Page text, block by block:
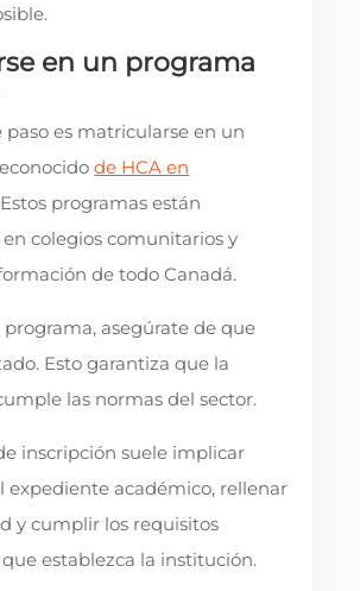
en un programa
paso es matricularse en un
de HCA en
programas están
colegios comunitarios y
de todo Canadá.
asegúrate de que
Esto garantiza que la
las normas del sector.
inscripción suele implicar
expediente académico, rellenar
y cumplir los requisitos
establezca la institución.